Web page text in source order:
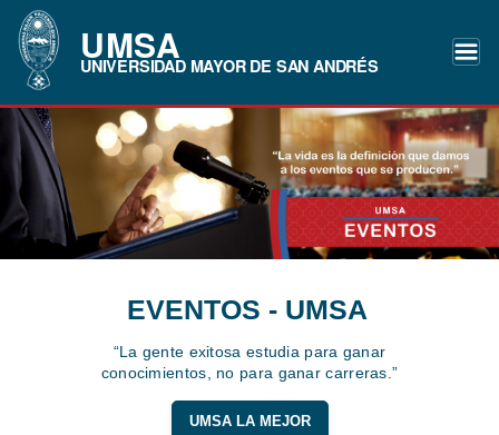
UMSA
UNIVERSIDAD MAYOR DE SAN ANDRÉS
EVENTOS - UMSA
“La gente exitosa estudia para ganar
conocimientos, no para ganar carreras.”
UMSA LA MEJOR